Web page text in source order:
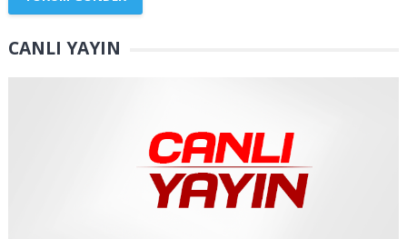
CANLI YAYIN